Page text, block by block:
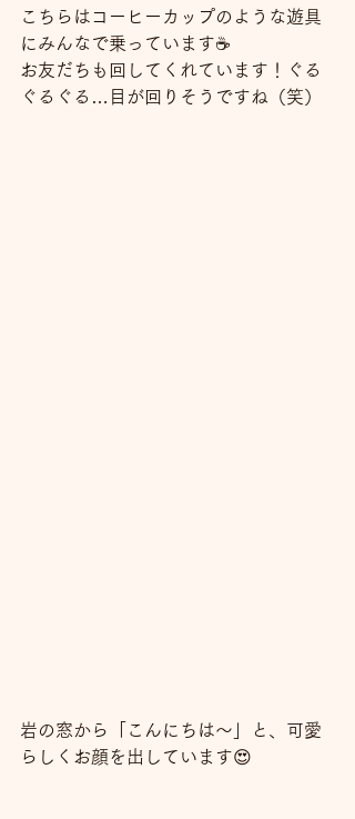
こちらはコーヒーカップのような遊具
にみんなで乗っています☕
お友だちも回してくれています！ぐる
ぐるぐる…目が回りそうですね（笑）
岩の窓から「こんにちは～」と、可愛
らしくお顔を出しています😍